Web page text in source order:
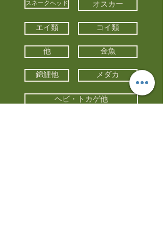
スネークヘッド オスカー
エイ類 コイ類
他 金魚
錦鯉他 メダカ
ヘビ・トカゲ他